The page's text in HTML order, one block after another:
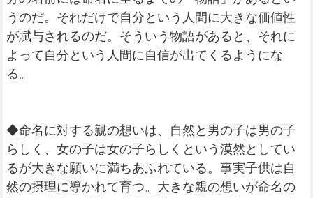
うのだ。それだけで自分という人間に大きな価値性
が賦与されるのだ。そういう物語があると、それに
よって自分という人間に自信が出てくるようにな
る。
◆命名に対する親の想いは、自然と男の子は男の子
らしく、女の子は女の子らしくという漠然としてい
るが大きな願いに満ちあふれている。事実子供は自
然の摂理に導かれて育つ。大きな親の想いが命名の